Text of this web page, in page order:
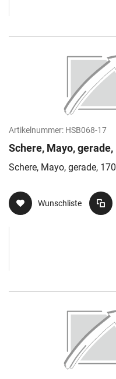
Artikelnummer: HSB068-17
Schere, Mayo,
Schere, Mayo, gerade,
Wunschliste